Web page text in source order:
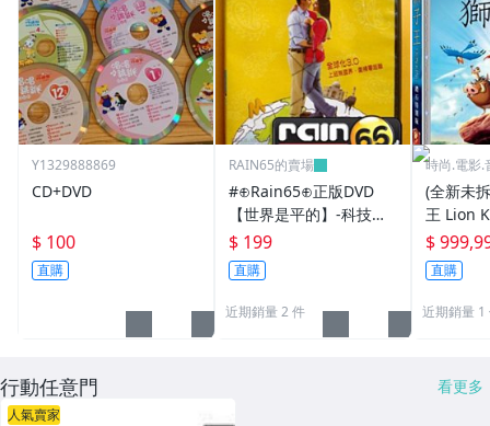
Y1329888869
CD+DVD
$ 100
直購
RAIN65的賣場
#⊕Rain65⊕正版DVD
【世界是平的】-科技新
貴上班族必看
$ 199
直購
近期銷量 2 件
時尚.電影.
(全新未
王 Lion
版DVD(
$
直購
近期銷量 1
行動任意門 看更多
人氣賣家